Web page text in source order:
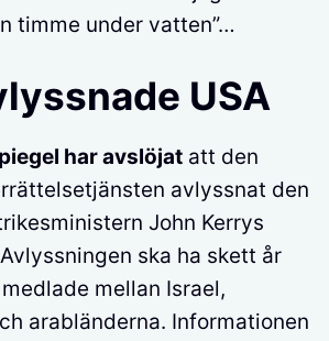
timme under vatten”…
USA
har avslöjat att den
avlyssnat den
John Kerrys
ska ha skett år
mellan Israel,
arabländerna. Informationen